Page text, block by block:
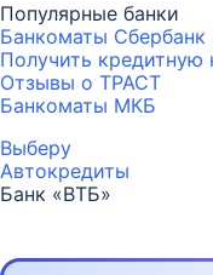
Популярные банки
Банкоматы Сбербанк
Получить кредитную
Отзывы о ТРАСТ
Банкоматы МКБ
Выберу
Автокредиты
Банк «ВТБ»